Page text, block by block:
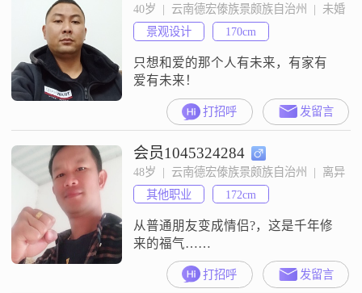
40岁  |  云南德宏傣族景颇族自治州  |  未婚
景观设计
170cm
只想和爱的那个人有未来，有家有
爱有未来！
打招呼 发留言
会员1045324284
48岁  |  云南德宏傣族景颇族自治州  |  离异
其他职业
172cm
从普通朋友变成情侣?，这是千年修
来的福气……
打招呼 发留言